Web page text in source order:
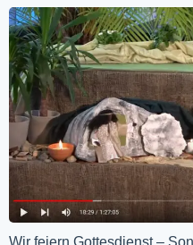
Wir feiern Gottesdienst –